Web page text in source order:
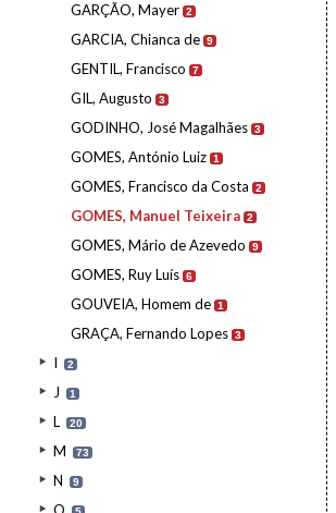
GARÇÃO, Mayer 2
GARCIA, Chianca de 9
GENTIL, Francisco 7
GIL, Augusto 3
GODINHO, José Magalhães 3
GOMES, António Luiz 1
GOMES, Francisco da Costa 2
GOMES, Manuel Teixeira 2
GOMES, Mário de Azevedo 9
GOMES, Ruy Luís 6
GOUVEIA, Homem de 1
GRAÇA, Fernando Lopes 3
I 2
J 1
L 20
M 73
N 9